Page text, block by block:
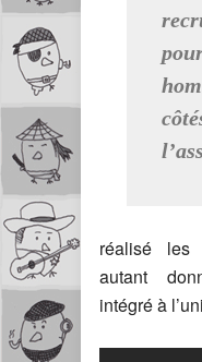
réalisé les
autant
intégré à